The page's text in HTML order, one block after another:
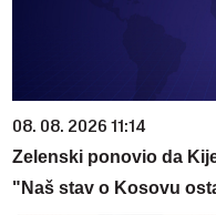
08. 08. 2026 11:14
Zelenski ponovio da
"Naš stav o Kosovu